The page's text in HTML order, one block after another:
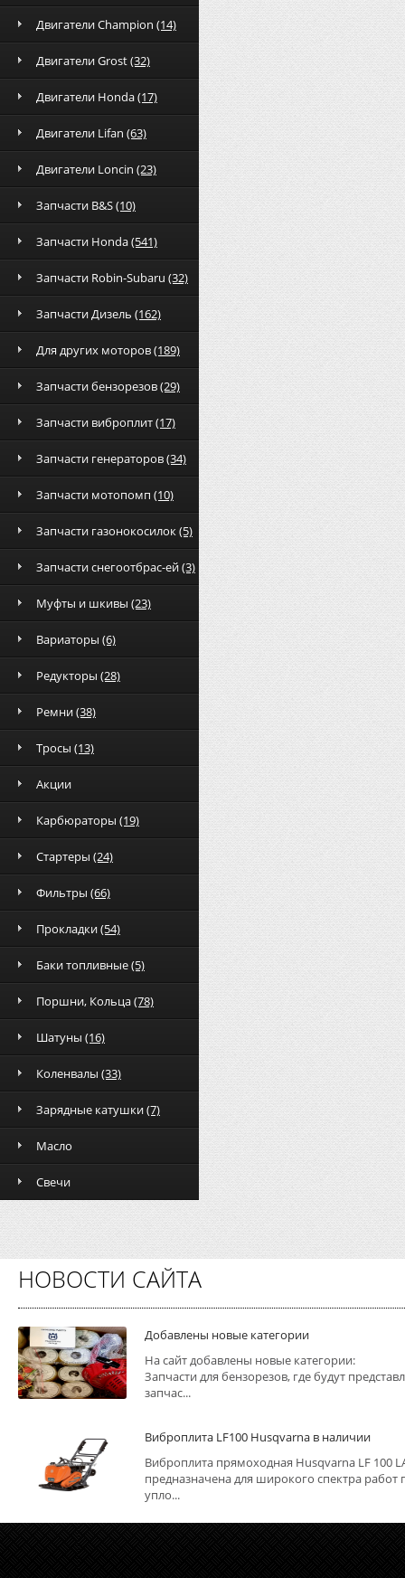
Двигатели Champion (14)
Двигатели Grost(32)
Двигатели Honda(17)
Двигатели Lifan (63)
Двигатели Loncin (23)
Запчасти B&S(10)
Запчасти Honda(541)
Запчасти Robin-Subaru (32)
Запчасти Дизель (162)
Для других моторов(189)
Запчасти бензорезов(29)
Запчасти виброплит(17)
Запчасти генераторов(34)
Запчасти мотопомп (10)
Запчасти газонокосилок(5)
Запчасти снегоотбрас-ей(3)
Муфты и шкивы (23)
Вариаторы (6)
Редукторы (28)
Ремни(38)
Тросы (13)
Акции
Карбюраторы (19)
Стартеры (24)
Фильтры (66)
Прокладки(54)
Баки топливные(5)
Поршни, Кольца(78)
Шатуны (16)
Коленвалы (33)
Зарядные катушки(7)
Масло
Свечи
НОВОСТИ САЙТА
Добавлены новые категории
На сайт добавлены новые категории:
Запчасти для бензорезов, где будут
запчас...
Виброплита LF100 Husqvarna в наличии
Виброплита прямоходная Husqvarna LF 100
предназначена для широкого спектра работ
упло...